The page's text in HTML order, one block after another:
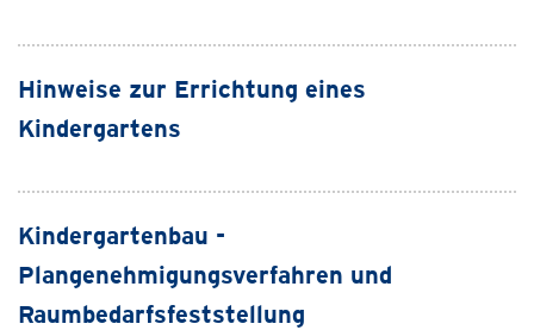
Hinweise zur Errichtung eines
Kindergartens
Kindergartenbau -
Plangenehmigungsverfahren und
Raumbedarfsfeststellung